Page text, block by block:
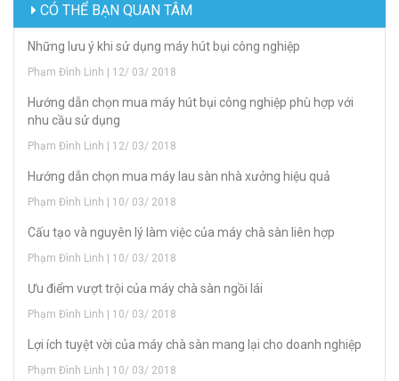
CÓ THỂ BẠN QUAN TÂM
Những lưu ý khi sử dụng máy hút bụi công nghiệp
Phạm Đình Linh | 12/ 03/ 2018
Hướng dẫn chọn mua máy hút bụi công nghiệp phù hợp với
nhu cầu sử dụng
Phạm Đình Linh | 12/ 03/ 2018
Hướng dẫn chọn mua máy lau sàn nhà xưởng hiệu quả
Phạm Đình Linh | 10/ 03/ 2018
Cấu tạo và nguyên lý làm việc của máy chà sàn liên hợp
Phạm Đình Linh | 10/ 03/ 2018
Ưu điểm vượt trội của máy chà sàn ngồi lái
Phạm Đình Linh | 10/ 03/ 2018
Lợi ích tuyệt vời của máy chà sàn mang lại cho doanh nghiệp
Phạm Đình Linh | 10/ 03/ 2018